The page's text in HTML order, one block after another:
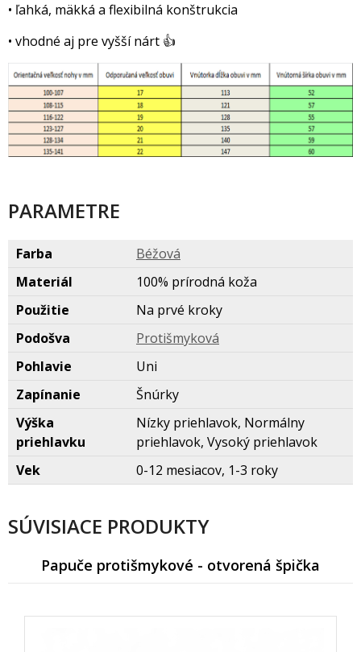
• ľahká, mäkká a flexibilná konštrukcia
• vhodné aj pre vyšší nárt 👍
PARAMETRE
Farba
Béžov
Materiál
100% prírodná koža
Použitie
Na prvé kroky
Podošva
Protišmykov
Pohlavie
Uni
Zapínanie
núrky
Výška
priehlavku
Nízky priehlavok, Normálny
priehlavok, Vysoký priehlavok
Vek
0-12 mesiacov, 1-3 roky
SÚVISIACE PRODUKTY
Papuče protišmykové - otvorená špička